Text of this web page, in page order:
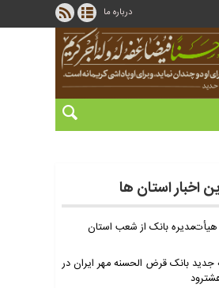
درباره ما
اخبار استان ها
هیأت‌مدیره بانک از شعب استان
جدید بانک قرض الحسنه مهر ایران در